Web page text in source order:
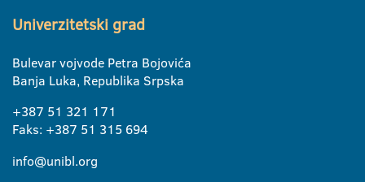
Univerzitetski grad
Bulevar vojvode Petra Bojovića
Banja Luka, Republika Srpska
+387 51 321 171
Faks: +387 51 315 694
info@unibl.org